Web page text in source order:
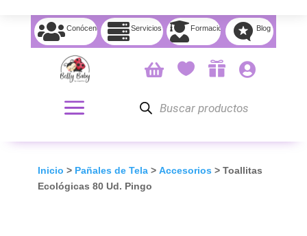
Conócenos Servicios  Formación  Blog
   
productos
Inicio > Pañales de Tela> Accesorios > Toallitas
Ecológicas 80 Ud. Pingo